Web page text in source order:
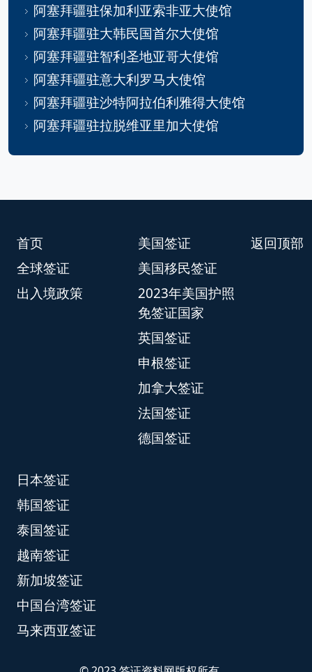
阿塞拜疆驻保加利亚索非亚大使馆
阿塞拜疆驻大韩民国首尔大使馆
阿塞拜疆驻智利圣地亚哥大使馆
阿塞拜疆驻意大利罗马大使馆
阿塞拜疆驻沙特阿拉伯利雅得大使馆
阿塞拜疆驻拉脱维亚里加大使馆
返回顶部
首页
全球签证
出入境政策
美国签证
美国移民签证
2023年美国护照
免签证国家
英国签证
申根签证
加拿大签证
法国签证
德国签证
日本签证
韩国签证
泰国签证
越南签证
新加坡签证
中国台湾签证
马来西亚签证